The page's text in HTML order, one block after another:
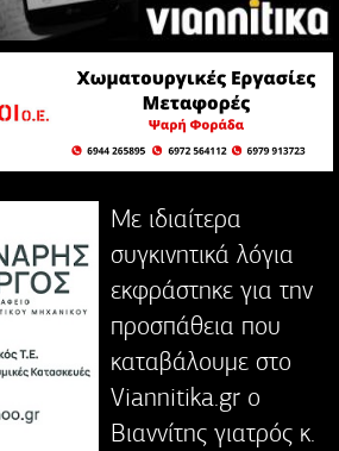
Με ιδιαίτερα
συγκινητικά λόγια
εκφράστηκε για την
προσπάθεια που
καταβάλουμε στο
Viannitika.gr ο
Βιαννίτης γιατρός κ.